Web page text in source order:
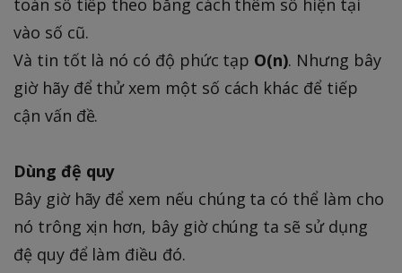
toán số tiếp theo bằng cách thêm số hiện tại
vào số cũ.
Và tin tốt là nó có độ phức tạp O(n). Nhưng bây
giờ hãy để thử xem một số cách khác để tiếp
cận vấn đề.
Dùng đệ quy
Bây giờ hãy để xem nếu chúng ta có thể làm cho
nó trông xịn hơn, bây giờ chúng ta sẽ sử dụng
đệ quy để làm điều đó.